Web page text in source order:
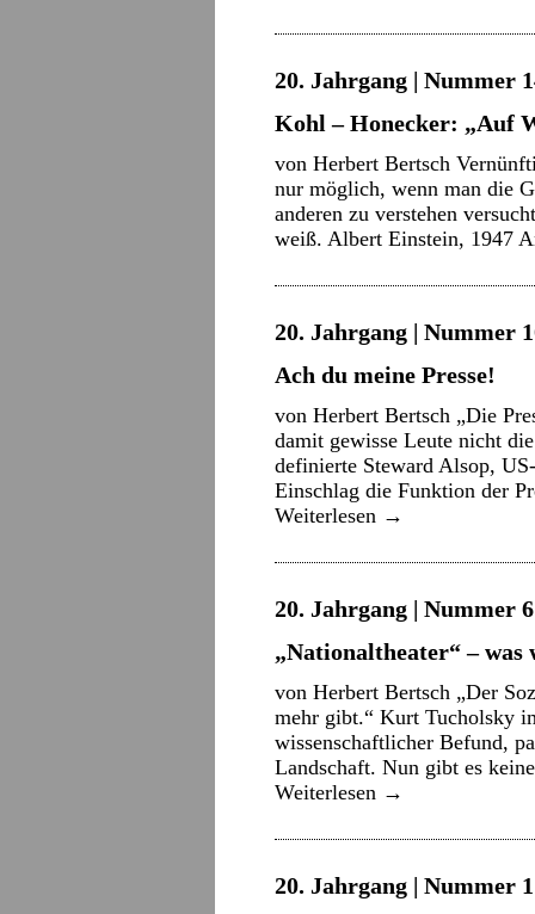
20. Jahrgang | Nummer
Kohl – Honecker: „Auf
von Herbert Bertsch
nur möglich, wenn man die
anderen zu verstehen
weiß. Albert Einstein, 1947
20. Jahrgang | Nummer
Ach du meine Presse!
von Herbert Bertsch „Die
damit gewisse Leute nicht
definierte Steward Alsop,
Einschlag die Funktion der
Weiterlesen →
20. Jahrgang | Nummer
„Nationaltheater“ – was
von Herbert Bertsch „Der
mehr gibt.“ Kurt Tucholsky
wissenschaftlicher Befund,
Landschaft. Nun gibt es
Weiterlesen →
20. Jahrgang | Nummer